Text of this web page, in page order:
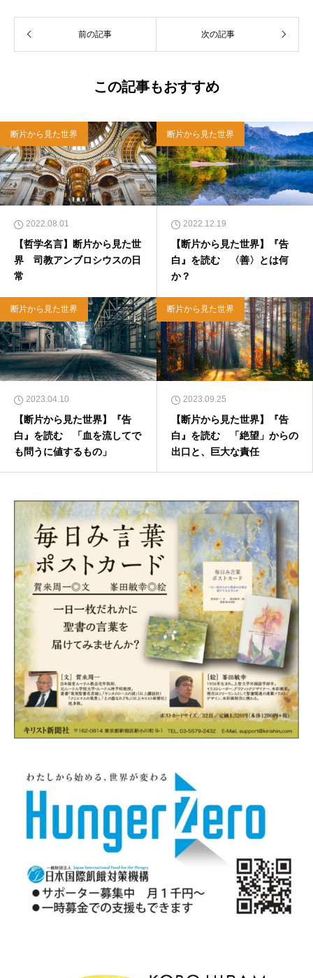
前の記事 次の記事
この記事もおすすめ
断片から見た世界
2022.08.01
【哲学名言】断片から見た世
界 司教アンブロシウスの日
常
断片から見た世界
2022.12.19
【断片から見た世界】『告
白』を読む 〈善〉とは何
か？
断片から見た世界
2023.04.10
【断片から見た世界】『告
白』を読む 「血を流してで
も問うに値するもの」
断片から見た世界
2023.09.25
【断片から見た世界】『告
白』を読む 「絶望」からの
出口と、巨大な責任